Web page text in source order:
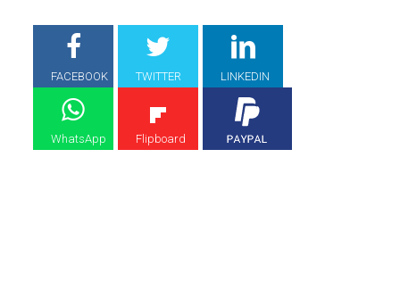
FACEBOOK TWITTER LINKEDIN
WhatsApp Flipboard